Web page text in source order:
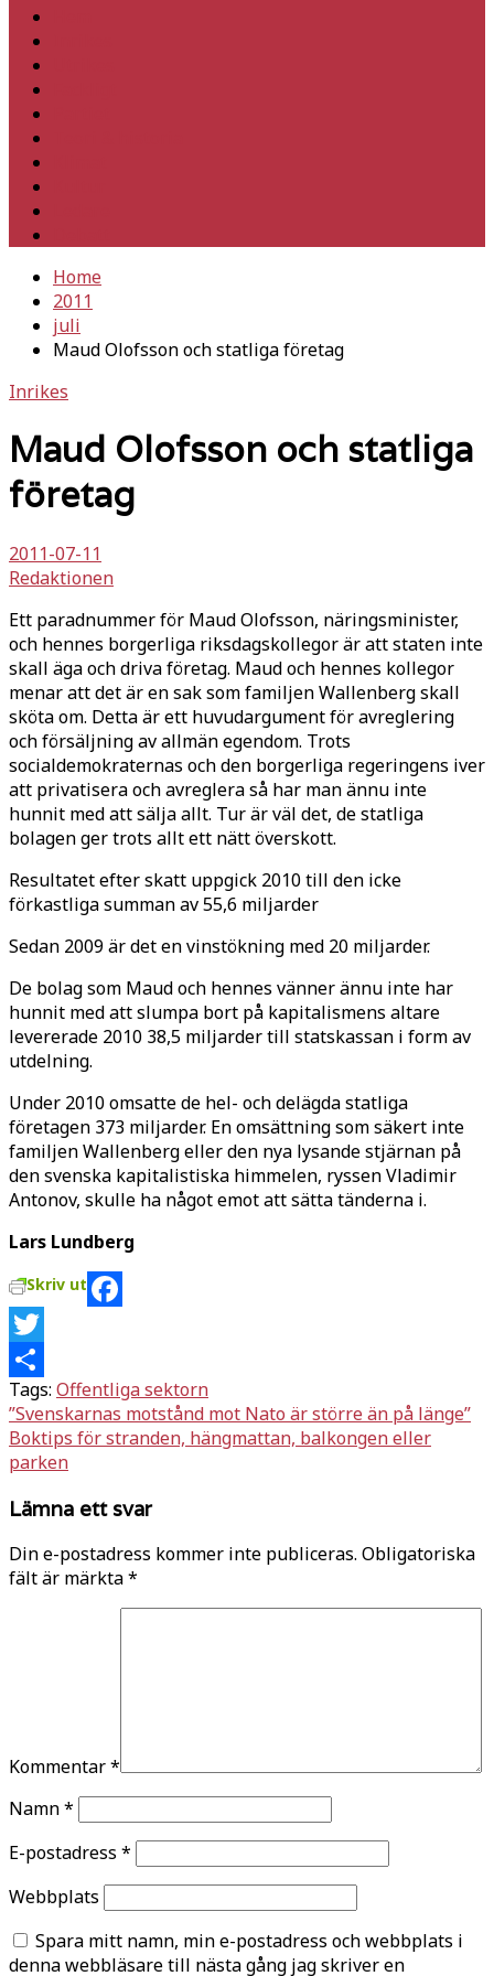
Home
2011
juli
Maud Olofsson och statliga företag
Inrikes
Maud Olofsson och statliga
företag
2011-07-11
Redaktionen
Ett paradnummer för Maud Olofsson, näringsminister,
och hennes borgerliga riksdagskollegor är att staten inte
skall äga och driva företag. Maud och hennes kollegor
menar att det är en sak som familjen Wallenberg skall
sköta om. Detta är ett huvudargument för avreglering
och försäljning av allmän egendom. Trots
socialdemokraternas och den borgerliga regeringens iver
att privatisera och avreglera så har man ännu inte
hunnit med att sälja allt. Tur är väl det, de statliga
bolagen ger trots allt ett nätt överskott.
Resultatet efter skatt uppgick 2010 till den icke
förkastliga summan av 55,6 miljarder
Sedan 2009 är det en vinstökning med 20 miljarder.
De bolag som Maud och hennes vänner ännu inte har
hunnit med att slumpa bort på kapitalismens altare
levererade 2010 38,5 miljarder till statskassan i form av
utdelning.
Under 2010 omsatte de hel- och delägda statliga
företagen 373 miljarder. En omsättning som säkert inte
familjen Wallenberg eller den nya lysande stjärnan på
den svenska kapitalistiska himmelen, ryssen Vladimir
Antonov, skulle ha något emot att sätta tänderna i.
Lars Lundberg
Skriv ut
Facebook
Twitter
Dela
Tags: Offentliga sektorn
Inläggsnavigering
”Svenskarnas motstånd mot Nato är större än på länge”
Boktips för stranden, hängmattan, balkongen eller
parken
Lämna ett svar
Din e-postadress kommer inte publiceras. Obligatoriska
fält är märkta*
Kommentar*
Namn*
E-postadress *
Webbplats
Spara mitt namn, min e-postadress och webbplats i
denna webbläsare till nästa gång jag skriver en